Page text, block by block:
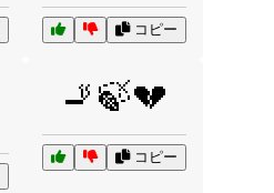
コピー
🚬🍃💔
コピー